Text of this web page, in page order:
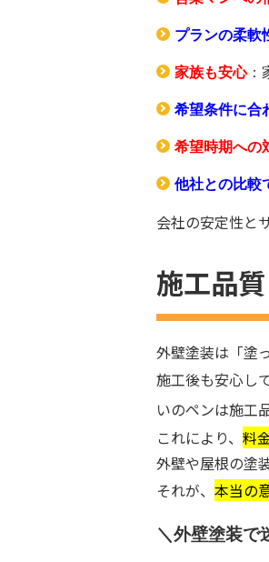
プランの柔軟
家族も安心：
希望条件に合
希望時期への
他社との比較
会社の安定性と
施工品
外壁塗装は「塗
施工後も安心し
いのペンは施工
これにより、 料
外壁や屋根の塗
それが、 本当の
＼外壁塗装で